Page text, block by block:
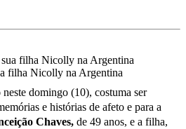
filha Nicolly na Argentina
neste domingo (10), costuma ser
e histórias de afeto e para a
Chaves, de 49 anos, e a filha,